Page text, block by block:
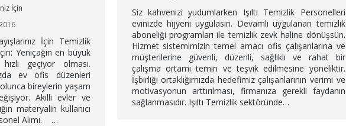
İçin
İçin Temizlik
Yeniçağın en büyük
geçiyor olması.
ev ofis düzenleri
bireylerin yaşam
Akıllı evler ve
materyalin kullanıcı
Alımı. …
Siz kahvenizi yudumlarken Işıltı Temizlik Personelleri
evinizde hijyeni uygulasın. Devamlı uygulanan temizlik
aboneliği programları ile temizlik zevk haline dönüşsün.
Hizmet sistemimizin temel amacı ofis çalışanlarına ve
müşterilerine güvenli, düzenli, sağlıklı ve rahat bir
çalışma ortamı temin ve teşvik edilmesine yöneliktir.
İşbirliği ortaklığımızda hedefimiz çalışanlarının verimi ve
motivasyonun arttırılması, firmanıza gerekli faydanın
sağlanmasıdır. Işıltı Temizlik sektöründe…